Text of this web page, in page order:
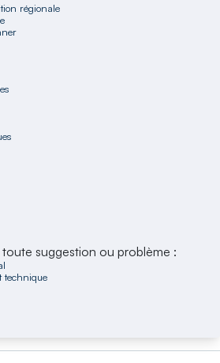
régionale
suggestion ou problème :
technique